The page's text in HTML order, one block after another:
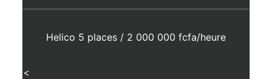
Helico 5 places / 2 000 000 fcfa/heure
<